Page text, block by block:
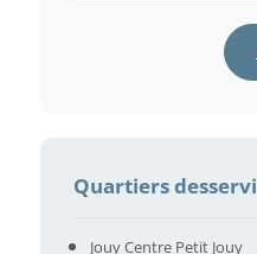
Quartiers
Jouy Centre Petit Jouy